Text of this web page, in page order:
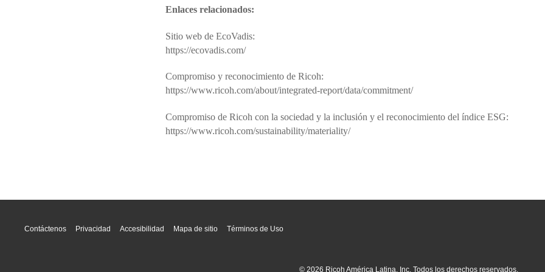
Enlaces relacionados:
Sitio web de EcoVadis:
https://ecovadis.com/
Compromiso y reconocimiento de Ricoh:
https://www.ricoh.com/about/integrated-report/data/commitment/
Compromiso de Ricoh con la sociedad y la inclusión y el reconocimiento del índice ESG:
https://www.ricoh.com/sustainability/materiality/
Contáctenos Privacidad Accesibilidad Mapa de sitio Términos de Uso
© 2026 Ricoh América Latina, Inc. Todos los derechos reservados.